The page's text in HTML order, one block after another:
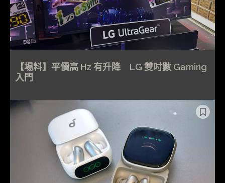
【場料】平價高 Hz 有升降 LG 雙吋數 Gaming
入門